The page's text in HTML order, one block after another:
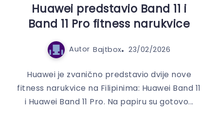
Huawei predstavio Band 11 i
Band 11 Pro fitness narukvice
Autor Bajtbox 23/02/2026
Huawei je zvanično predstavio dvije nove
fitness narukvice na Filipinima: Huawei Band 11
i Huawei Band 11 Pro. Na papiru su gotovo...